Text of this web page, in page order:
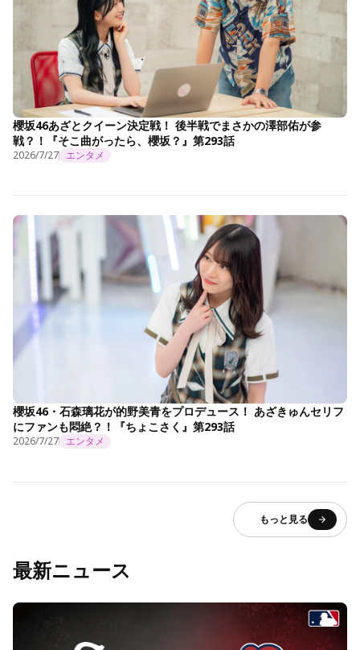
櫻坂46あざとクイーン決定戦！ 後半戦でまさかの澤部佑が参
戦？！『そこ曲がったら、櫻坂？』第293話
2026/7/27 エンタメ
櫻坂46・石森璃花が的野美青をプロデュース！ あざきゅんセリフ
にファンも悶絶？！『ちょこさく』第293話
2026/7/27 エンタメ
もっと見る
最新ニュース